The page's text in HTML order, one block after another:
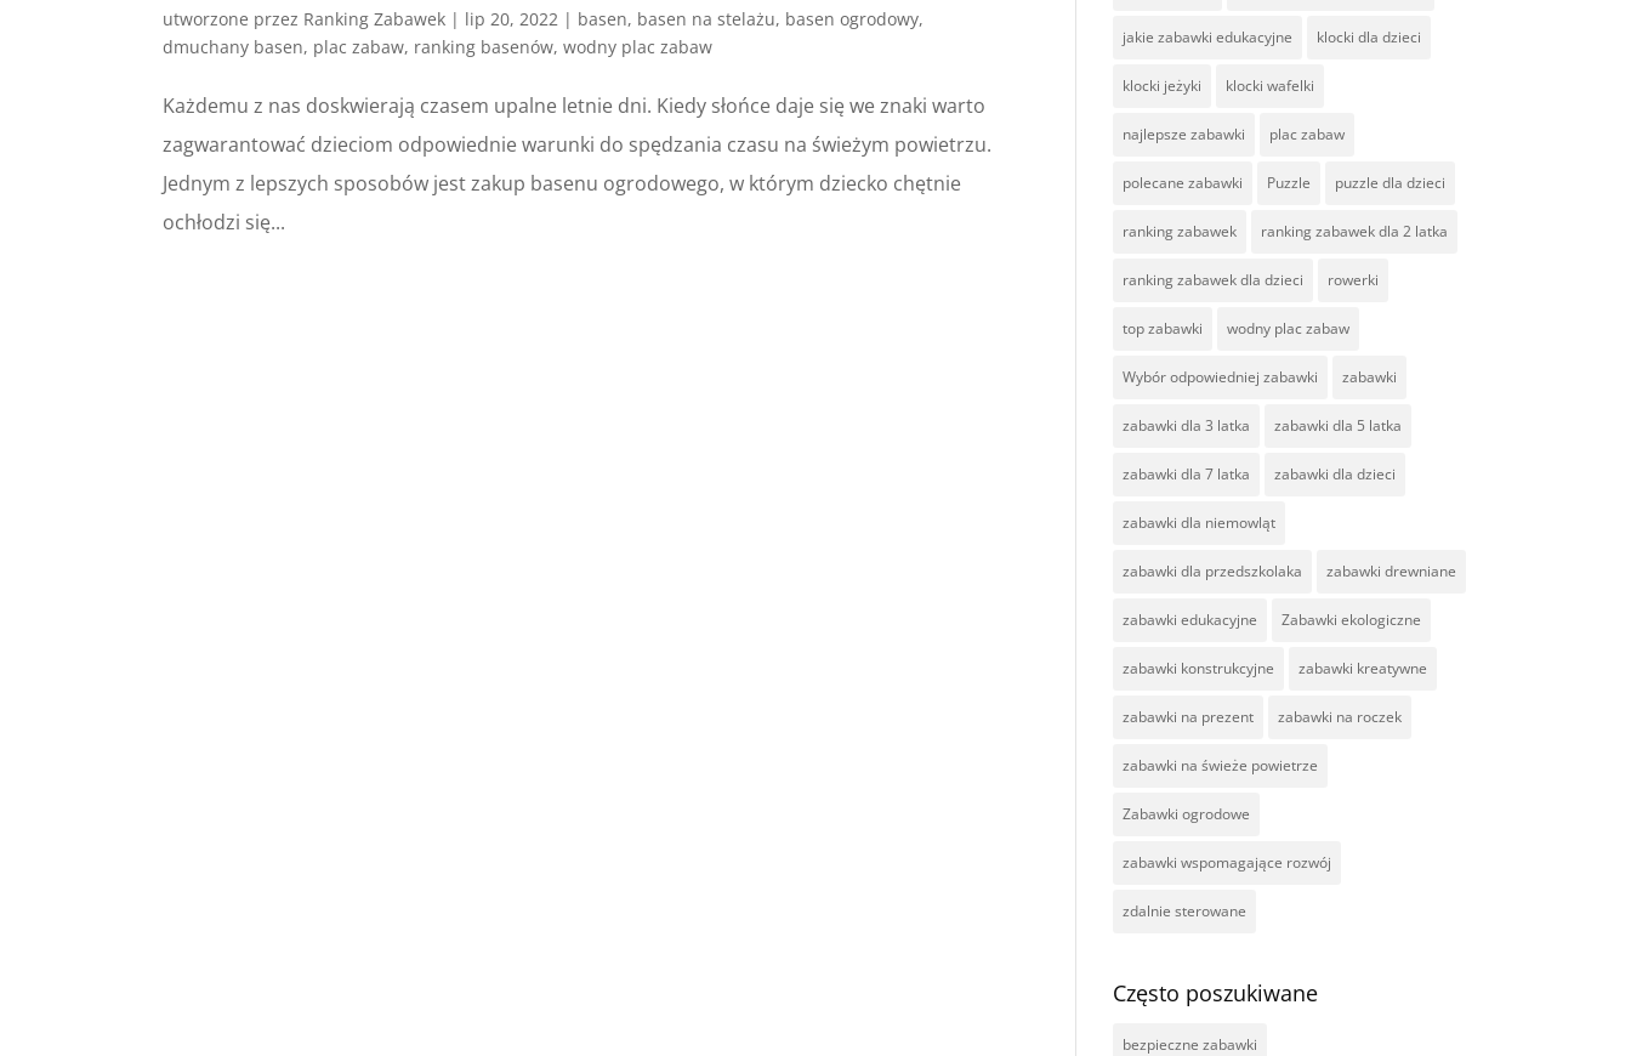
utworzone przez Ranking Zabawek | lip 20, 2022 | basen, basen na stelażu, basen ogrodowy,
dmuchany basen, plac zabaw, ranking basenów,wodny plac zabaw
Każdemu z nas doskwierają czasem upalne letnie dni. Kiedy słońce daje się we znaki warto
zagwarantować dzieciom odpowiednie warunki do spędzania czasu na świeżym powietrzu.
Jednym z lepszych sposobów jest zakup basenu ogrodowego, w którym dziecko chętnie
ochłodzi się...
jakie zabawki edukacyjne klocki dla dzieci
klocki jeżyki klocki wafelki
najlepsze zabawki plac zabaw
polecane zabawki Puzzle puzzle dla dzieci
ranking zabawek ranking zabawek dla 2 latka
ranking zabawek dla dzieci rowerki
top zabawki wodny plac zabaw
Wybór odpowiedniej zabawki zabawki
zabawki dla 3 latka zabawki dla 5 latka
zabawki dla 7 latka zabawki dla dzieci
zabawki dla niemowląt
zabawki dla przedszkolaka zabawki drewniane
zabawki edukacyjne Zabawki ekologiczne
zabawki konstrukcyjne zabawki kreatywne
zabawki na prezent zabawki na roczek
zabawki na świeże powietrze
Zabawki ogrodowe
zabawki wspomagające rozwój
zdalnie sterowane
Często poszukiwane
bezpieczne zabawki